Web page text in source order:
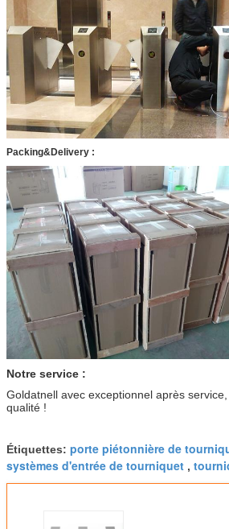
Packing&Delivery :
Notre service :
Goldatnell avec exceptionnel après
qualité !
Étiquettes: porte piétonnière de
systèmes d'entrée de tourniquet ,